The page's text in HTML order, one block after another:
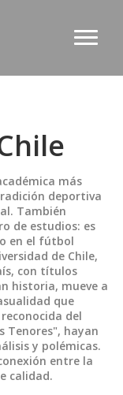
más
deportiva
. También
de estudios: es
en el fútbol
de Chile,
con títulos
historia, mueve a
que
del
Tenores", hayan
y polémicas.
entre la
calidad.